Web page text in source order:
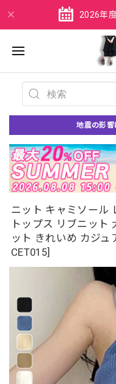
2026年
地震の影響
ニット キャミソール
トップス リブニット
ット きれいめ カジュ
CET015]